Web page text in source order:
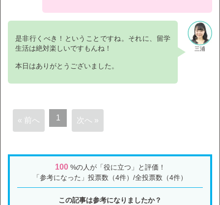
三浦
是非行くべき！ということですね。それに、留学
生活は絶対楽しいですもんね！
本日はありがとうございました。
« 前へ 1 次へ »
100%の人が「役に立つ」と評価！
「参考になった」投票数（4件）/全投票数（4件）
この記事は参考になりましたか？